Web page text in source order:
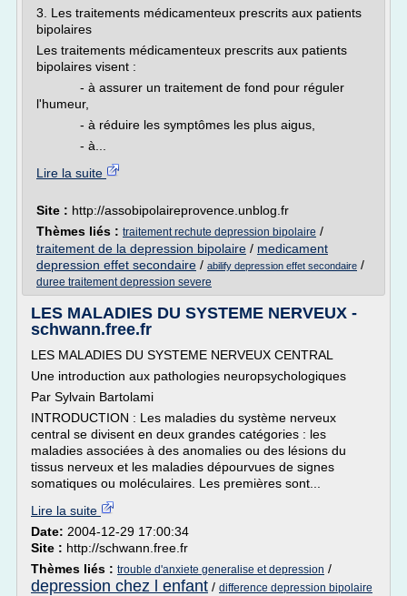
3. Les traitements médicamenteux prescrits aux patients
bipolaires
Les traitements médicamenteux prescrits aux patients
bipolaires visent :
- à assurer un traitement de fond pour réguler
l'humeur,
- à réduire les symptômes les plus aigus,
- à...
Lire la suite
Site : http://assobipolaireprovence.unblog.fr
Thèmes liés : traitement rechute depression bipolaire /
traitement de la depression bipolaire / medicament
depression effet secondaire / abilify depression effet secondaire /
duree traitement depression severe
LES MALADIES DU SYSTEME NERVEUX -
schwann.free.fr
LES MALADIES DU SYSTEME NERVEUX CENTRAL
Une introduction aux pathologies neuropsychologiques
Par Sylvain Bartolami
INTRODUCTION : Les maladies du système nerveux
central se divisent en deux grandes catégories : les
maladies associées à des anomalies ou des lésions du
tissus nerveux et les maladies dépourvues de signes
somatiques ou moléculaires. Les premières sont...
Lire la suite
Date: 2004-12-29 17:00:34
Site : http://schwann.free.fr
Thèmes liés : trouble d'anxiete generalise et depression /
depression chez l enfant / difference depression bipolaire